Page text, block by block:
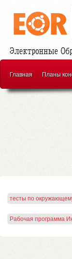
Главная Планы
тесты по
Рабочая программа